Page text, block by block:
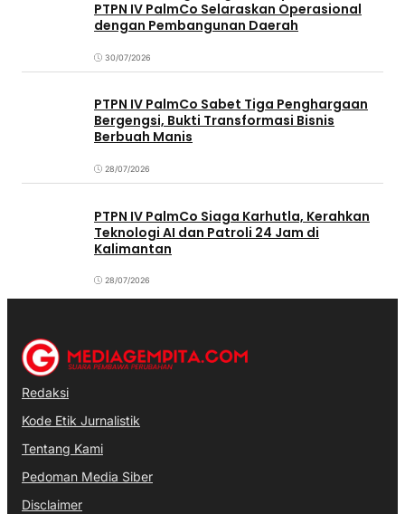
PTPN IV PalmCo Selaraskan Operasional
dengan Pembangunan Daerah
30/07/2026
PTPN IV PalmCo Sabet Tiga Penghargaan
Bergengsi, Bukti Transformasi Bisnis
Berbuah Manis
28/07/2026
PTPN IV PalmCo Siaga Karhutla, Kerahkan
Teknologi AI dan Patroli 24 Jam di
Kalimantan
28/07/2026
Redaksi
Kode Etik Jurnalistik
Tentang Kami
Pedoman Media Siber
Disclaimer